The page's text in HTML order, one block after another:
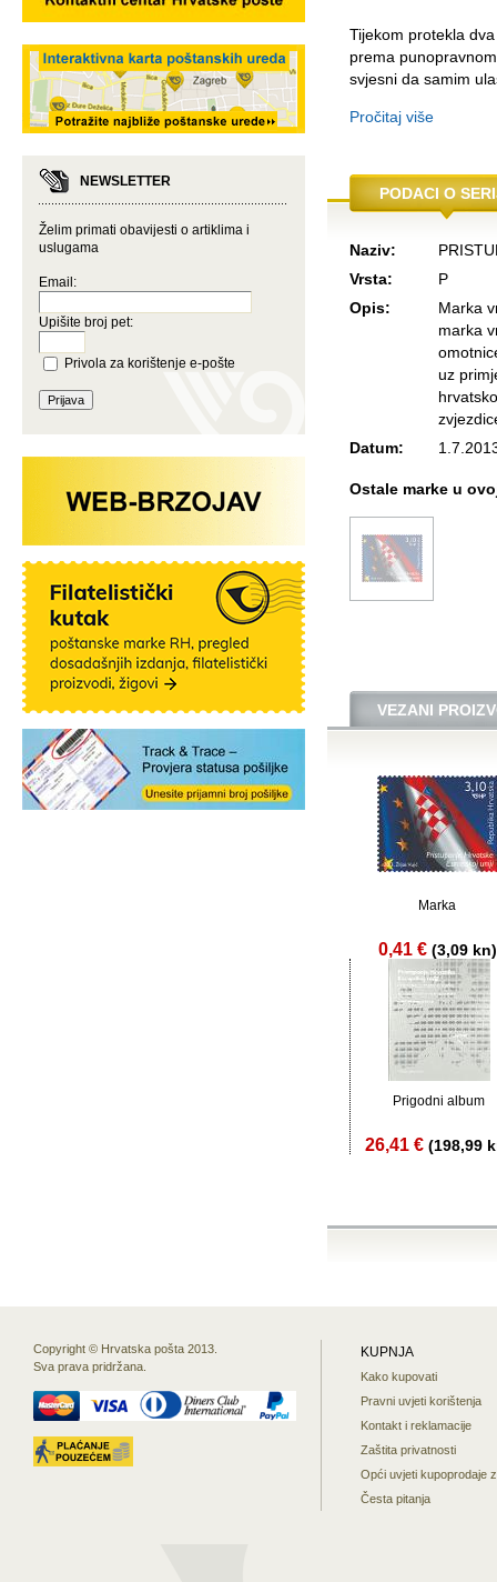
NEWSLETTER
Želim primati obavijesti o artiklima i
uslugama
Email:
Upišite broj pet:
Privola za korištenje e-pošte
Tijekom protekla
prema
svjesni da samim
Pročitaj više
PODACI O
Naziv:
Vrsta:
P
Opis:
Marka
marka
uz
Datum:
Ostale marke u
VEZANI
Marka
0,41 € (3,09 kn)
Prigodni album
26,41 €(198,99
Copyright © Hrvatska pošta 2013.
Sva prava pridržana.
KUPNJA
Kako kupovati
Pravni uvjeti korištenja
Kontakt i reklamacije
Zaštita privatnosti
Opći uvjeti kupoprodaje
Česta pitanja